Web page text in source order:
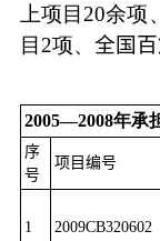
上项目20余
目2项、 全国
2005—2008年承
序
号
项目编号
1 2009CB320602